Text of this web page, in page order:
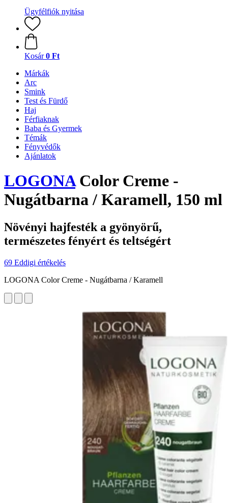
Ügyfélfiók nyitása
Kosár 0 Ft
Márkák
Arc
Smink
Test és Fürdő
Haj
Férfiaknak
Baba és Gyermek
Témák
Fényvédők
Ajánlatok
LOGONAColor Creme -
Nugátbarna / Karamell, 150 ml
Növényi hajfesték a gyönyörű,
természetes fényért és teltségért
69 Eddigi értékelés
LOGONA Color Creme - Nugátbarna / Karamell